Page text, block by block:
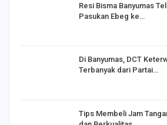
Resi Bisma Banyumas
Pasukan Ebeg ke…
Di Banyumas, DCT
Terbanyak dari Partai…
Tips Membeli Jam